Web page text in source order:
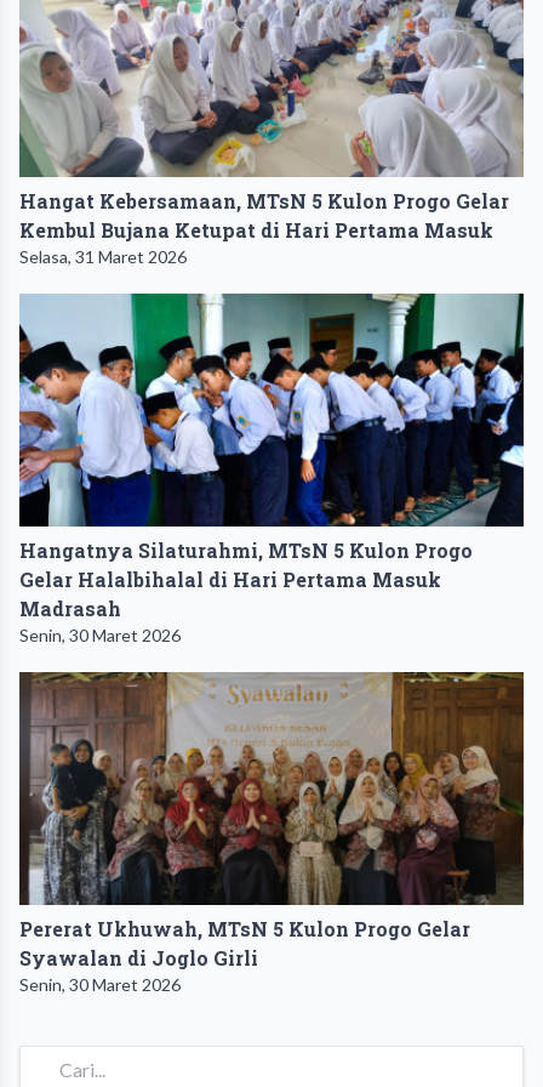
Hangat Kebersamaan, MTsN 5 Kulon Progo Gelar
Kembul Bujana Ketupat di Hari Pertama Masuk
Selasa, 31 Maret 2026
Hangatnya Silaturahmi, MTsN 5 Kulon Progo
Gelar Halalbihalal di Hari Pertama Masuk
Madrasah
Senin, 30 Maret 2026
Pererat Ukhuwah, MTsN 5 Kulon Progo Gelar
Syawalan di Joglo Girli
Senin, 30 Maret 2026